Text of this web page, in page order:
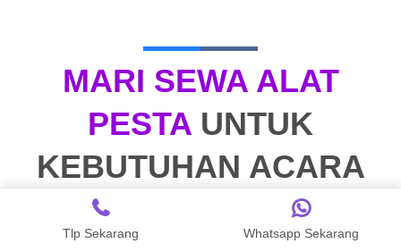
MARI SEWA ALAT
PESTA UNTUK
KEBUTUHAN ACARA
Menyediakan Berbagai Macam Pilihan Peralatan
Acara sesuai dengan kebutuhan kamu.
Tlp Sekarang Whatsapp Sekarang